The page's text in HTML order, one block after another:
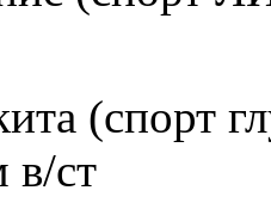
(спорт
в/ст